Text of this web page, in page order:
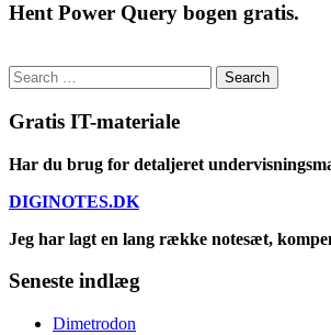
Hent Power Query bogen gratis.
Search
for:
Gratis IT-materiale
Har du brug for detaljeret
DIGINOTES.DK
Jeg har lagt en lang række notesæt,
Seneste indlæg
Dimetrodon